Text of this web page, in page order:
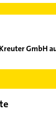
GmbH